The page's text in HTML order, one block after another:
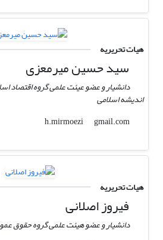
هیات تحریریه
سید‌ حسین میرمعزی
دانشیار و عضو عیئت علمی گروه اقتصاد
اندیشه اسلامی
h.mirmoezi
gmail.com
هیات تحریریه
فیروز اصلانی
دانشیار و عضو هیئت علمی گروه حقوق